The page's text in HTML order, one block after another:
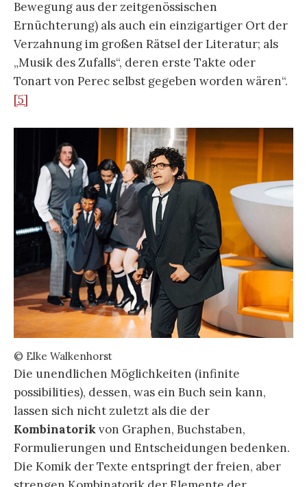
Bewegung aus der zeitgenössischen
Ernüchterung) als auch ein einzigartiger Ort der
Verzahnung im großen Rätsel der Literatur; als
„Musik des Zufalls“, deren erste Takte oder
Tonart von Perec selbst gegeben worden wären“.
[5]
© Elke Walkenhorst
Die unendlichen Möglichkeiten (infinite
possibilities), dessen, was ein Buch sein kann,
lassen sich nicht zuletzt als die der
Kombinatorikvon Graphen, Buchstaben,
Formulierungen und Entscheidungen bedenken.
Die Komik der Texte entspringt der freien, aber